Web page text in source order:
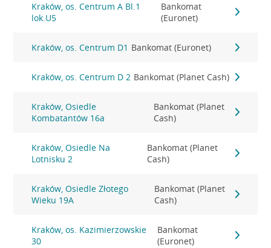
Kraków, os. Centrum A Bl.1
lok.U5
Bankomat
(Euronet)
Kraków, os. Centrum D1 Bankomat (Euronet)
Kraków, os. Centrum D 2 Bankomat (Planet Cash)
Kraków, Osiedle
Kombatantów 16a
Bankomat (Planet
Cash)
Kraków, Osiedle Na
Lotnisku 2
Bankomat (Planet
Cash)
Kraków, Osiedle Złotego
Wieku 19A
Bankomat (Planet
Cash)
Kraków, os. Kazimierzowskie
30
Bankomat
(Euronet)